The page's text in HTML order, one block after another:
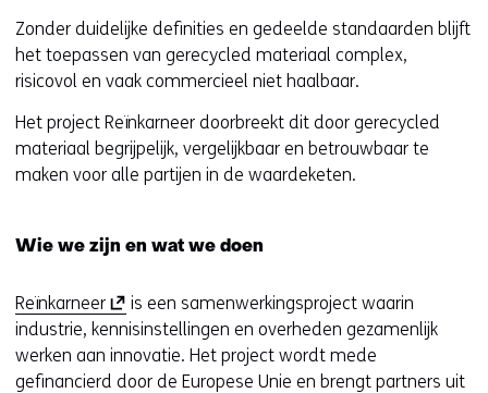
Zonder duidelijke definities en gedeelde standaarden blijft
het toepassen van gerecycled materiaal complex,
risicovol en vaak commercieel niet haalbaar.
Het project Reïnkarneer doorbreekt dit door gerecycled
materiaal begrijpelijk, vergelijkbaar en betrouwbaar te
maken voor alle partijen in de waardeketen.
Wie we zijn en wat we doen
Reïnkarneer(
o
p
e
is een samenwerkingsproject waarin
industrie, kennisinstellingen en overheden gezamenlijk
werken aan innovatie. Het project wordt mede
gefinancierd door de Europese Unie en brengt partners uit